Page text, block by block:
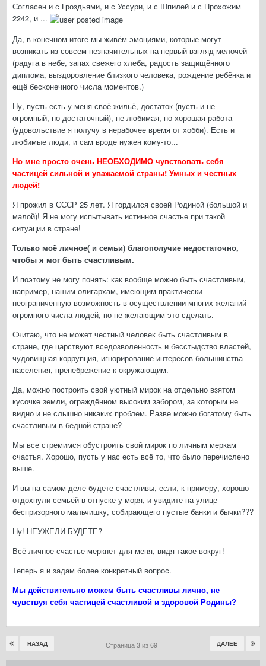
Согласен и с Гроздьями, и с Уссури, и с Шпилей и с Прохожим
2242, и ...
Да, в конечном итоге мы живём эмоциями, которые могут
возникать из совсем незначительных на первый взгляд мелочей
(радуга в небе, запах свежего хлеба, радость защищённого
диплома, выздоровление близкого человека, рождение ребёнка и
ещё бесконечного числа моментов.)
Ну, пусть есть у меня своё жильё, достаток (пусть и не
огромный, но достаточный), не любимая, но хорошая работа
(удовольствие я получу в нерабочее время от хобби). Есть и
любимые люди, и сам вроде нужен кому-то...
Но мне просто очень НЕОБХОДИМО чувствовать себя
частицей сильной и уважаемой страны! Умных и честных
людей!
Я прожил в СССР 25 лет. Я гордился своей Родиной (большой и
малой)! Я не могу испытывать истинное счастье при такой
ситуации в стране!
Только моё личное( и семьи) благополучие недостаточно,
чтобы я мог быть счастливым.
И поэтому не могу понять: как вообще можно быть счастливым,
например, нашим олигархам, имеющим практически
неограниченную возможность в осуществлении многих желаний
огромного числа людей, но не желающим это сделать.
Считаю, что не может честный человек быть счастливым в
стране, где царствуют вседозволенность и бесстыдство властей,
чудовищная коррупция, игнорирование интересов большинства
населения, пренебрежение к окружающим.
Да, можно построить свой уютный мирок на отдельно взятом
кусочке земли, ограждённом высоким забором, за которым не
видно и не слышно никаких проблем. Разве можно богатому быть
счастливым в бедной стране?
Мы все стремимся обустроить свой мирок по личным меркам
счастья. Хорошо, пусть у нас есть всё то, что было перечислено
выше.
И вы на самом деле будете счастливы, если, к примеру, хорошо
отдохнули семьёй в отпуске у моря, и увидите на улице
беспризорного мальчишку, собирающего пустые банки и бычки???
Ну! НЕУЖЕЛИ БУДЕТЕ?
Всё личное счастье меркнет для меня, видя такое вокруг!
Теперь я и задам более конкретный вопрос.
Мы действительно можем быть счастливы лично, не
чувствуя себя частицей счастливой и здоровой Родины?
НАЗАД ДАЛЕЕ
Страница 3 из 69